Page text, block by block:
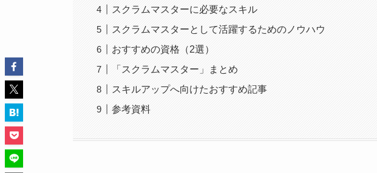
スクラムマスターに必要なスキル
スクラムマスターとして活躍するためのノウハウ
おすすめの資格（2選）
「スクラムマスター」まとめ
スキルアップへ向けたおすすめ記事
参考資料